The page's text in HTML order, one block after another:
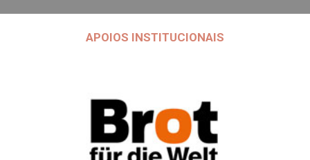
APOIOS INSTITUCIONAIS